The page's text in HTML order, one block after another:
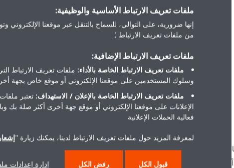
درجة
سهل الاستخدام
سهولة في التركيب، وسهولة في إجراءات
التشغيل، وأزرار تحكم مشّكلة بحيث يسهل
الحرارة
ملفات تعريف الارتباط الأساسية والوظيفية:
إنها ضرورية، على التوالي، للسماح بالتنقل عبر موقعنا الإلكتروني
من ملفات تعريف الارتباط").
ملفات تعريف الارتباط الإضافية:
ملفات تعريف الارتباط الخاصة بالأداء: ملفات تعريف الارتباط
وسلوك المستخدمين على موقعنا الإلكتروني أو موقع خاص بجهة
ملفات تعريف الارتباط الخاصة بالإعلان / الاستهداف: تعتبر
الإعلانات على موقعنا الإلكتروني أو موقع جهة أخرى أكثر صلة بك
فعالية الحملات الإعلانية
لمعرفة المزيد حول ملفات تعريف الارتباط لدينا، يمكنك زيارة "
قبول الكل رفض الكل إدارة إعدادات